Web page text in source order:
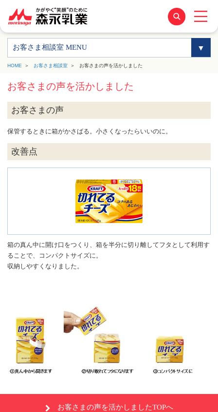
お客さま相談室 MENU
HOME お客さま相談室 お客さまの声を活かしました
お客さまの声を活かしました
お客さまの声
保管するときに箱がかさばる。小さくなったらいいのに。
改善点
箱の真ん中に開け口をつくり、箱を半分に切り離してフタとして利用す
ることで、コンパクトサイズに。
収納しやすくなりました。
お客さまの声を活かしましたTOPへ